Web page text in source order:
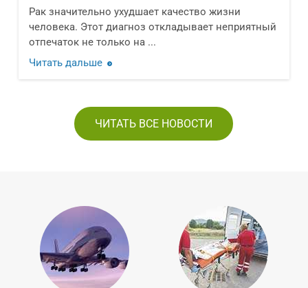
Рак значительно ухудшает качество жизни
человека. Этот диагноз откладывает неприятный
отпечаток не только на ...
Читать дальше
ЧИТАТЬ ВСЕ НОВОСТИ